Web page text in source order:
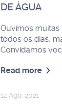
DE ÁGUA
Ouvimos
todos os dias,
Convidamos
Read more
12 Ago, 2021